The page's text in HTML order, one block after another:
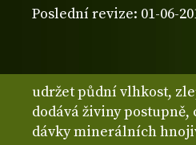
Poslední revize: 01-06-
udržet půdní vlhkost,
dodává živiny
dávky minerálních